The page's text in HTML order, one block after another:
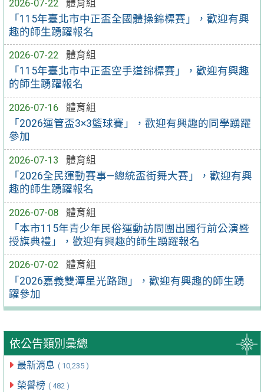
2026-07-22
體育組
「115年臺北市中正盃全國體操錦標賽」，歡迎有興
趣的師生踴躍報名
2026-07-22
體育組
「115年臺北市中正盃空手道錦標賽」，歡迎有興趣
的師生踴躍報名
2026-07-16
體育組
「2026運管盃3×3籃球賽」，歡迎有興趣的同學踴躍
參加
2026-07-13
體育組
「2026全民運動賽事—總統盃街舞大賽」，歡迎有興
趣的師生踴躍報名
2026-07-08
體育組
「本市115年青少年民俗運動訪問團出國行前公演暨
授旗典禮」，歡迎有興趣的師生踴躍報名
2026-07-02
體育組
「2026嘉義雙潭星光路跑」，歡迎有興趣的師生踴
躍參加
依公告類別彙總
最新消息 ( 10,235 )
榮譽榜 ( 482 )